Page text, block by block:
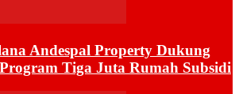
Andespal Property Dukung
Tiga Juta Rumah Subsidi